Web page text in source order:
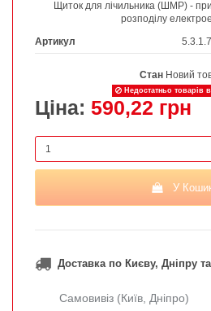
Щиток для лічильника (ШМР) -
розподілу
Артикул
Стан Новий
Недостатньо товарів в
Ціна: 590,22 грн
У
Доставка по Києву, Дніпру та
Самовивіз (Київ, Дніпро)